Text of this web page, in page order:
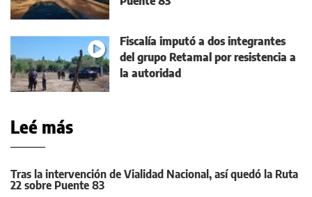
Fiscalía imputó a dos integrantes
del grupo Retamal por resistencia a
la autoridad
Leé más
Tras la intervención de Vialidad Nacional, así quedó la Ruta
22 sobre Puente 83